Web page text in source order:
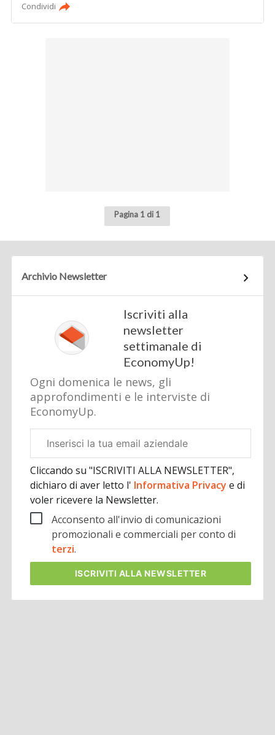
Condividi
Pagina 1 di 1
Archivio Newsletter
Iscriviti alla
newsletter
settimanale di
EconomyUp!
Ogni domenica le news, gli
approfondimenti e le interviste di
EconomyUp.
aziendale
Cliccando su "ISCRIVITI ALLA NEWSLETTER",
dichiaro di aver letto l' Informativa Privacye di
voler ricevere la Newsletter.
Acconsento all'invio di comunicazioni
promozionali e commerciali per conto di
terzi.
ISCRIVITI ALLA NEWSLETTER